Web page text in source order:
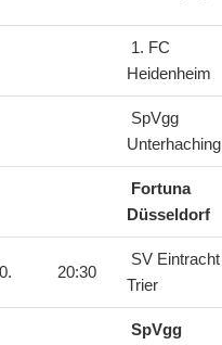
1. FC
Heidenheim
SpVgg
Unterhaching
Fortuna
Düsseldorf
20:30
SV Eintracht
Trier
SpVgg